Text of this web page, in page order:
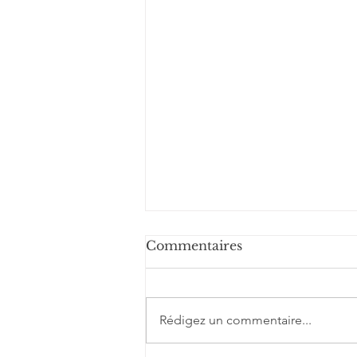
Commentaires
Rédigez un commentaire...